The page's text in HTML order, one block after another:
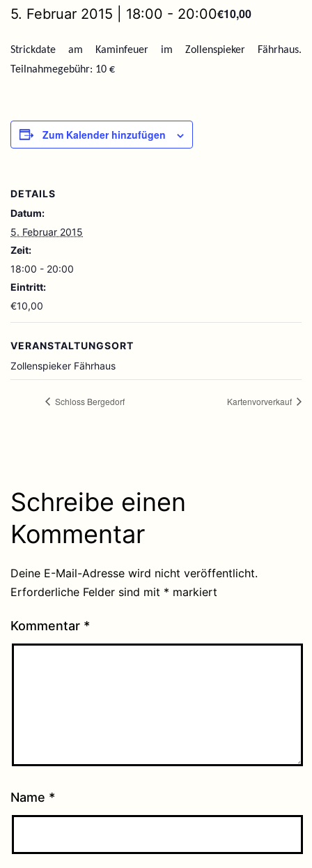
5. Februar 2015 | 18:00 - 20:00€10,00
Strickdate am Kaminfeuer im Zollenspieker Fährhaus.
Teilnahmegebühr: 10 €
Zum Kalender hinzufügen
DETAILS
Datum:
5. Februar 2015
Zeit:
18:00 - 20:00
Eintritt:
€10,00
VERANSTALTUNGSORT
Zollenspieker Fährhaus
Schloss Bergedorf Kartenvorverkauf
Schreibe einen
Kommentar
Deine E-Mail-Adresse wird nicht veröffentlicht.
Erforderliche Felder sind mit * markiert
Kommentar *
Name *